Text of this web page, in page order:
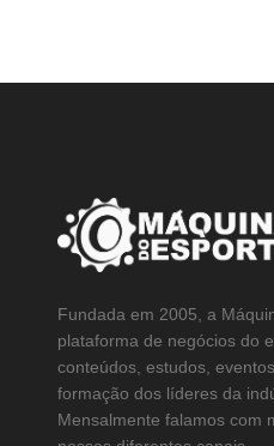
Fundada em 2005, a
plataforma de negócios do
conteúdos, estudos,
formação dos líderes da
Mensalmente falamos com